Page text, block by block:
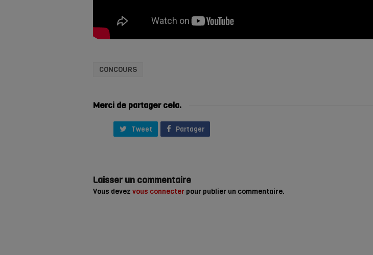
CONCOURS
Merci de partager cela.
Tweet Partager
Laisser un commentaire
Vous devez vous connecter pour publier un commentaire.